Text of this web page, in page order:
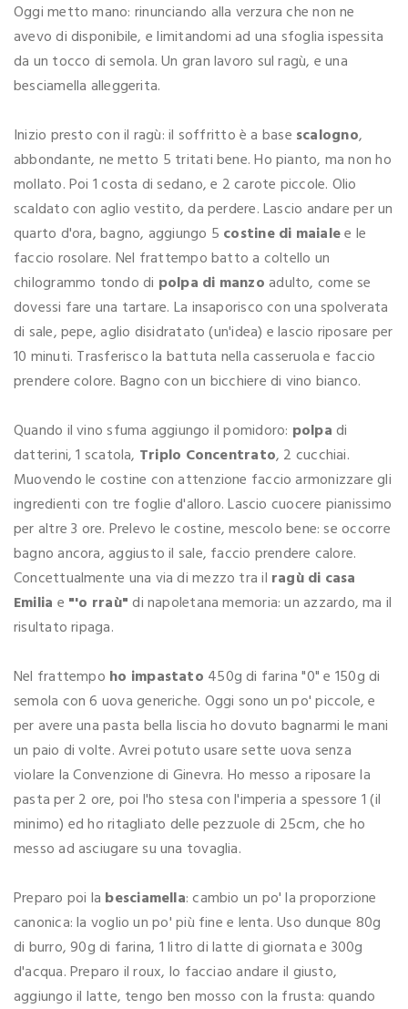
Oggi metto mano: rinunciando alla verzura che non ne
avevo di disponibile, e limitandomi ad una sfoglia ispessita
da un tocco di semola. Un gran lavoro sul ragù, e una
besciamella alleggerita.
Inizio presto con il ragù: il soffritto è a base scalogno,
abbondante, ne metto 5 tritati bene. Ho pianto, ma non ho
mollato. Poi 1 costa di sedano, e 2 carote piccole. Olio
scaldato con aglio vestito, da perdere. Lascio andare per un
quarto d'ora, bagno, aggiungo 5 costine di maialee le
faccio rosolare. Nel frattempo batto a coltello un
chilogrammo tondo di polpa di manzoadulto, come se
dovessi fare una tartare. La insaporisco con una spolverata
di sale, pepe, aglio disidratato (un'idea) e lascio riposare per
10 minuti. Trasferisco la battuta nella casseruola e faccio
prendere colore. Bagno con un bicchiere di vino bianco.
Quando il vino sfuma aggiungo il pomidoro: polpadi
datterini, 1 scatola, Triplo Concentrato, 2 cucchiai.
Muovendo le costine con attenzione faccio armonizzare gli
ingredienti con tre foglie d'alloro. Lascio cuocere pianissimo
per altre 3 ore. Prelevo le costine, mescolo bene: se occorre
bagno ancora, aggiusto il sale, faccio prendere calore.
Concettualmente una via di mezzo tra il ragù di casa
Emilia e "'o rraù"di napoletana memoria: un azzardo, ma il
risultato ripaga.
Nel frattempo ho impastato 450g di farina "0" e 150g di
semola con 6 uova generiche. Oggi sono un po' piccole, e
per avere una pasta bella liscia ho dovuto bagnarmi le mani
un paio di volte. Avrei potuto usare sette uova senza
violare la Convenzione di Ginevra. Ho messo a riposare la
pasta per 2 ore, poi l'ho stesa con l'imperia a spessore 1 (il
minimo) ed ho ritagliato delle pezzuole di 25cm, che ho
messo ad asciugare su una tovaglia.
Preparo poi la besciamella: cambio un po' la proporzione
canonica: la voglio un po' più fine e lenta. Uso dunque 80g
di burro, 90g di farina, 1 litro di latte di giornata e 300g
d'acqua. Preparo il roux, lo facciao andare il giusto,
aggiungo il latte, tengo ben mosso con la frusta: quando